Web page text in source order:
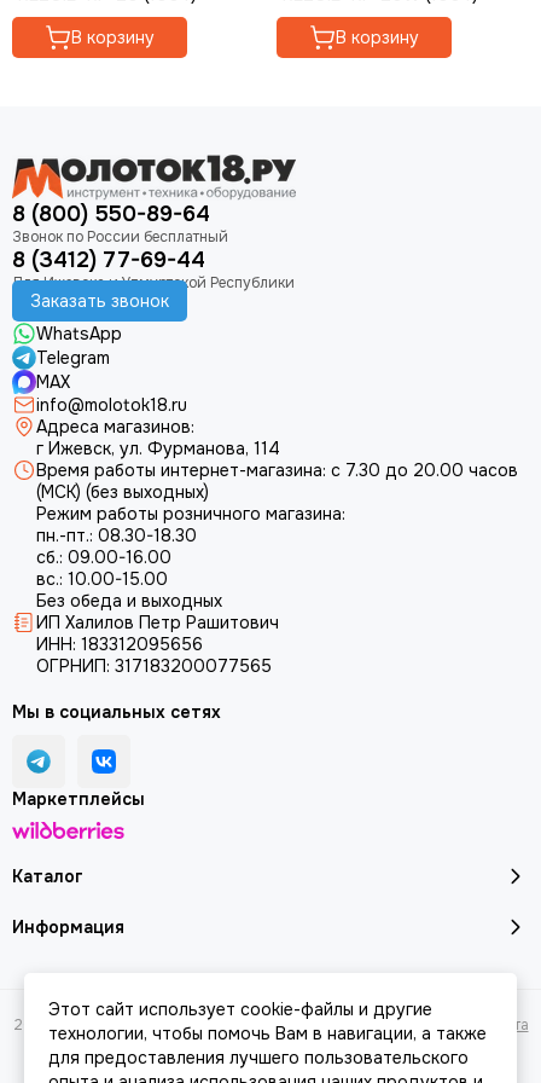
Колеса для тачки
Канистры для ГСМ
Биты и наборы
Пилки для лобзика
Долота
Сверла
Стойки для дрели
В корзину
В корзину
8 (800) 550-89-64
8 (3412) 77-69-44
Заказать звонок
WhatsApp
Telegram
MAX
info@molotok18.ru
Адреса магазинов:
г Ижевск, ул. Фурманова, 114
Время работы интернет-магазина: с 7.30 до 20.00 часов
(МСК) (без выходных)
Режим работы розничного магазина:
пн.-пт.: 08.30-18.30
сб.: 09.00-16.00
вс.: 10.00-15.00
Без обеда и выходных
ИП Халилов Петр Рашитович
ИНН: 183312095656
ОГРНИП: 317183200077565
Каталог
Информация
Мы в социальных сетях
Маркетплейсы
2026 © Молоток18.ру - инструмент, техника, оборудование. Карта сайта
Этот сайт использует cookie-файлы и другие
технологии, чтобы помочь Вам в навигации, а также
для предоставления лучшего пользовательского